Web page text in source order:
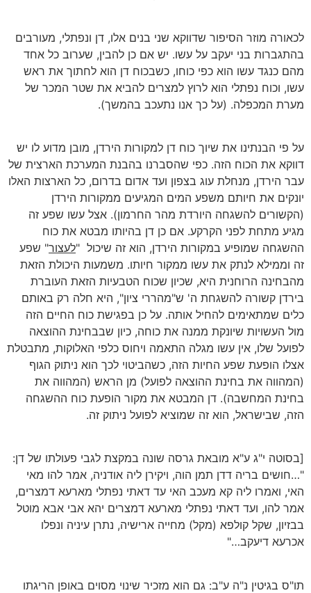
לכאורה מוזר הסיפור שדווקא שני בנים אלו, דן ונפתלי, מעורבים
בהתגברות בני יעקב על עשו. יש אם כן להבין, שערוב כל אחד
מהם כנגד עשו הוא כפי כוחו, כשבכוח דן הוא לחתוך את ראש
עשו, וכוח נפתלי הוא לרוץ למצרים להביא את שטר המכר של
מערת המכפלה. (על כך אנו נתעכב בהמשך).
על פי הבנתינו את שיוך כוח דן למקורות הירדן, מובן מדוע לו יש
דווקא את הכוח הזה. כפי שהסברנו בהבנת המערכת הארצית של
עבר הירדן, מנחלת עוג בצפון ועד אדום בדרום, כל הארצות האלו
יונקים את חיותם משפע המים המגיעים ממקורות הירדן
(הקשורים להשגחה היורדת מהר החרמון). אצל עשו שפע זה
מגיע מתחת לפני הקרקע. אם כן דן בהיותו מבטא את כוח
ההשגחה שמופיע במקורות הירדן, הוא זה שיכול "לעצור" שפע
זה וממילא לנתק את עשו ממקור חיותו. משמעות היכולת הזאת
מהבחינה הרוחנית היא, שכיון שכוח הטבעיות הזאת העוברת
בירדן קשורה להשגחת ה' ש"מהררי ציון", היא חלה רק באותם
כלים שמתאימים להחיל אותה. על כן בפגישת כוח החיים הזה
מול העשויות שיונקת ממנה את כוחה, כיון שבבחינת ההוצאה
לפועל שלו, אין עשו מגלה התאמה ויחוס כלפי האלוקות, מתבטלת
אצלו הופעת שפע החיות הזה, כשהביטוי לכך הוא ניתוק הגוף
(המהווה את בחינת ההוצאה לפועל) מן הראש (המהווה את
בחינת המחשבה). דן המבטא את מקור הופעת כוח ההשגחה
הזה, שבישראל, הוא זה שמוציא לפועל ניתוק זה.
[בסוטה י"ג ע"א מובאת גרסה שונה במקצת לגבי פעולתו של דן:
"…חושים בריה דדן תמן הוה, ויקירן ליה אודניה, אמר להו מאי
האי, ואמרו ליה קא מעכב האי עד דאתי נפתלי מארעא דמצרים,
אמר להו, ועד דאתי נפתלי מארעא דמצרים יהא אבי אבא מוטל
בבזיון, שקל קולפא (מקל) מחייה ארישיה, נתרן עיניה ונפלו
אכרעא דיעקב…"
תו"ס בגיטין נ"ה ע"ב: גם הוא מזכיר שינוי מסוים באופן הריגתו